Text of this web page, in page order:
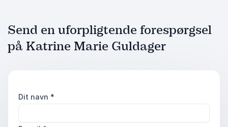
Send en uforpligtende forespørgsel
på Katrine Marie Guldager
Dit navn *